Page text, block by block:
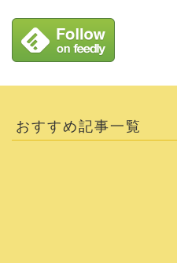
おすすめ記事一覧